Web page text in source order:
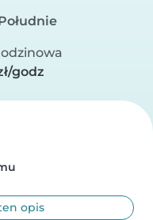
godz
opis